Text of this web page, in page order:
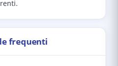
frequenti